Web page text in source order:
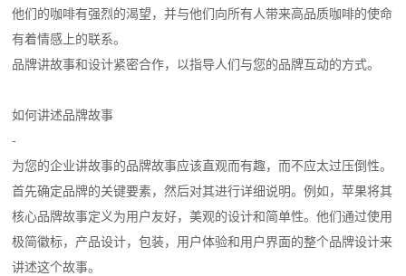
他们的咖啡有强烈的渴望，并与他们向所有人带来高品质咖啡的使命
有着情感上的联系。
品牌讲故事和设计紧密合作，以指导人们与您的品牌互动的方式。
如何讲述品牌故事
-
为您的企业讲故事的品牌故事应该直观而有趣，而不应太过压倒性。
首先确定品牌的关键要素，然后对其进行详细说明。例如，苹果将其
核心品牌故事定义为用户友好，美观的设计和简单性。他们通过使用
极简徽标，产品设计，包装，用户体验和用户界面的整个品牌设计来
讲述这个故事。